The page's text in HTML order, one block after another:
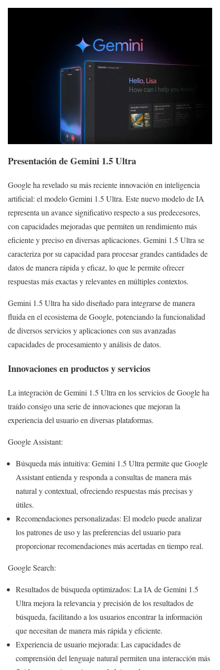
Presentación de Gemini 1.5 Ultra
Google ha revelado su más reciente innovación en inteligencia
artificial: el modelo Gemini 1.5 Ultra. Este nuevo modelo de IA
representa un avance significativo respecto a sus predecesores,
con capacidades mejoradas que permiten un rendimiento más
eficiente y preciso en diversas aplicaciones. Gemini 1.5 Ultra se
caracteriza por su capacidad para procesar grandes cantidades de
datos de manera rápida y eficaz, lo que le permite ofrecer
respuestas más exactas y relevantes en múltiples contextos.
Gemini 1.5 Ultra ha sido diseñado para integrarse de manera
fluida en el ecosistema de Google, potenciando la funcionalidad
de diversos servicios y aplicaciones con sus avanzadas
capacidades de procesamiento y análisis de datos.
Innovaciones en productos y servicios
La integración de Gemini 1.5 Ultra en los servicios de Google ha
traído consigo una serie de innovaciones que mejoran la
experiencia del usuario en diversas plataformas.
Google Assistant:
Búsqueda más intuitiva: Gemini 1.5 Ultra permite que Google
Assistant entienda y responda a consultas de manera más
natural y contextual, ofreciendo respuestas más precisas y
útiles.
Recomendaciones personalizadas: El modelo puede analizar
los patrones de uso y las preferencias del usuario para
proporcionar recomendaciones más acertadas en tiempo real.
Google Search:
Resultados de búsqueda optimizados: La IA de Gemini 1.5
Ultra mejora la relevancia y precisión de los resultados de
búsqueda, facilitando a los usuarios encontrar la información
que necesitan de manera más rápida y eficiente.
Experiencia de usuario mejorada: Las capacidades de
comprensión del lenguaje natural permiten una interacción más